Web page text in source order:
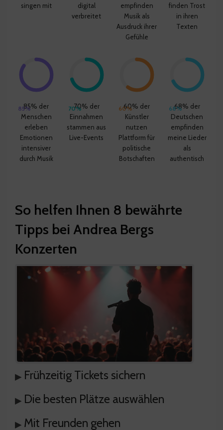
singen mit
digital
verbreitet
empfinden
Musik als
Ausdruck ihrer
Gefühle
finden Trost
in ihren
Texten
85%85% der
Menschen
erleben
Emotionen
intensiver
durch Musik
70%
70% der
Einnahmen
stammen aus
Live-Events
60%
60% der
Künstler
nutzen
Plattform für
politische
Botschaften
68%
68% der
Deutschen
empfinden
meine Lieder
als
authentisch
So helfen Ihnen 8 bewährte
Tipps bei Andrea Bergs
Konzerten
▸ Frühzeitig Tickets sichern
▸ Die besten Plätze auswählen
▸ Mit Freunden gehen